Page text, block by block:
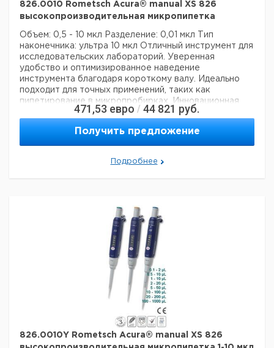
826.0010 Rometsch Acura® manual XS 826
высокопроизводительная микропипетка
Объем: 0,5 - 10 мкл Разделение: 0,01 мкл
Тип
наконечника: ультра 10 мкл Отличный инструмент для
исследовательских лабораторий. Уверенная
удобство и оптимизированное наведение
инструмента благодаря короткому валу. Идеально
подходит для точных применений, таких как
пипетирование в микропробирках. Инновационная
концепция уплотнительных колец означает
чрезвычайно бережное пипетирование и снижение
усталости рук во время рабочих процессов.
Непревзойденные рабочие характеристики и
долговечность гарантируют самые высокие
требования к дозированию.
Технические данные:
1
руководство
Данные для перевозки (реальные данные могут
471,53 евро / 44 821 руб.
Получить предложение
Подробнее
826.0010Y Rometsch Acura® manual XS 826